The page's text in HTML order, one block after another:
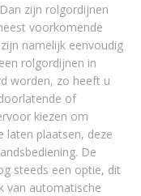
zijn rolgordijnen
voorkomende
namelijk eenvoudig
rolgordijnen in
worden, zo heeft u
of
kiezen om
laten plaatsen, deze
De
steeds een optie, dit
van automatische